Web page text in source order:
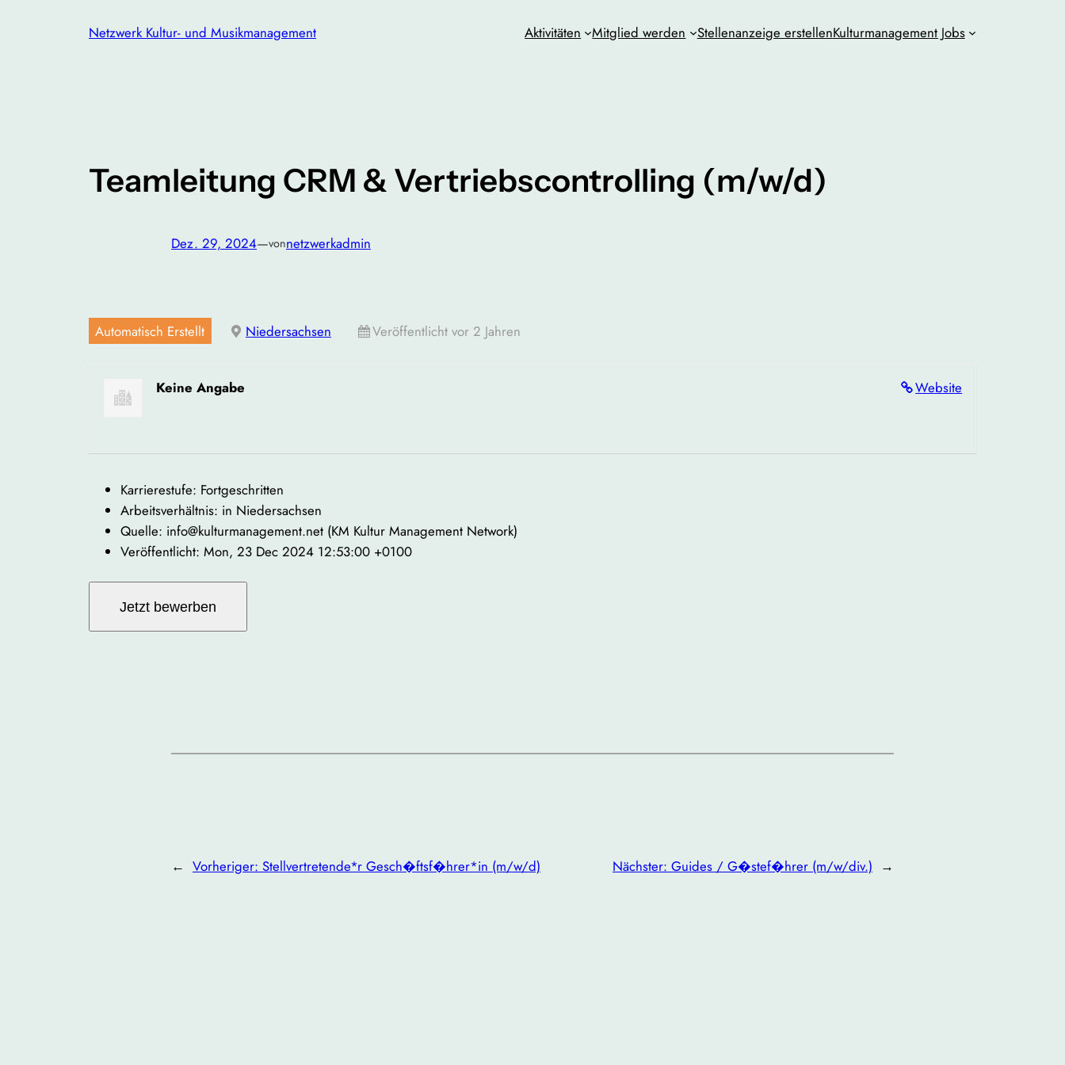
Netzwerk Kultur- und Musikmanagement Aktivitäten Mitglied werden Stellenanzeige erstellenKulturmanagement Jobs
Teamleitung CRM & Vertriebscontrolling (m/w/d)
Dez. 29, 2024—vonnetzwerkadmin
Automatisch Erstellt Niedersachsen Veröffentlicht vor 2 Jahren
Website
Keine Angabe
Karrierestufe: Fortgeschritten
Arbeitsverhältnis: in Niedersachsen
Quelle: info@kulturmanagement.net (KM Kultur Management Network)
Veröffentlicht: Mon, 23 Dec 2024 12:53:00 +0100
← Vorheriger: Stellvertretende*r Gesch�ftsf�hrer*in (m/w/d) Nächster: Guides / G�stef�hrer (m/w/div.) →